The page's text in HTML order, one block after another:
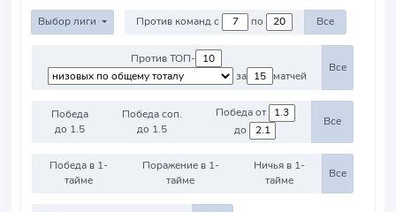
Выбор лиги Против команд с по Все
Против ТОП-
за
матчей
Все
Победа
до 1.5
Победа соп.
до 1.5
Победа от
до
Все
Победа в 1-
тайме
Поражение в 1-
тайме
Ничья в 1-
тайме
Все